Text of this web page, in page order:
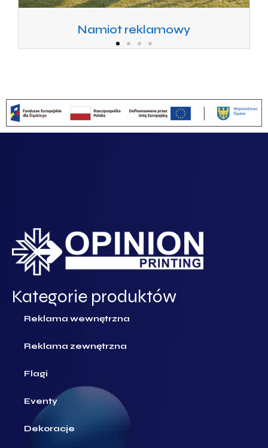
Namiot reklamowy
Kategorie produktów
Reklama wewnętrzna
Reklama zewnętrzna
Flagi
Eventy
Dekoracje